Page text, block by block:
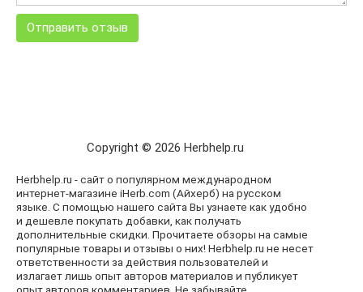
Copyright © 2026 Herbhelp.ru
Herbhelp.ru - сайт о популярном международном
интернет-магазине iHerb.com (Айхерб) на русском
языке. С помощью нашего сайта Вы узнаете как удобно
и дешевле покупать добавки, как получать
дополнительные скидки. Прочитаете обзоры на самые
популярные товары и отзывы о них! Herbhelp.ru не несет
ответственности за действия пользователей и
излагает лишь опыт авторов материалов и публикует